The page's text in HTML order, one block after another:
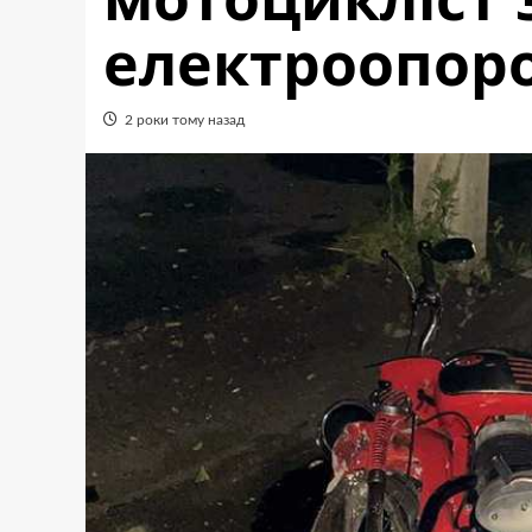
2 роки тому назад